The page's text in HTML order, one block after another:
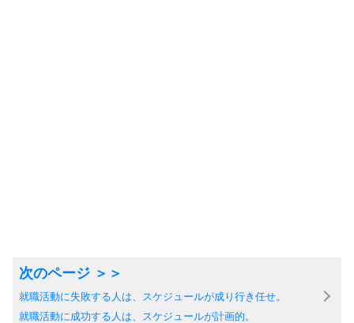
就職活動に失敗する人は、スケジュールが成り行き任せ。
就職活動に成功する人は、スケジュールが計画的。